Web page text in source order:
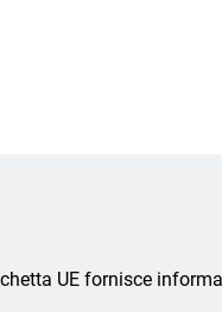
UE fornisce